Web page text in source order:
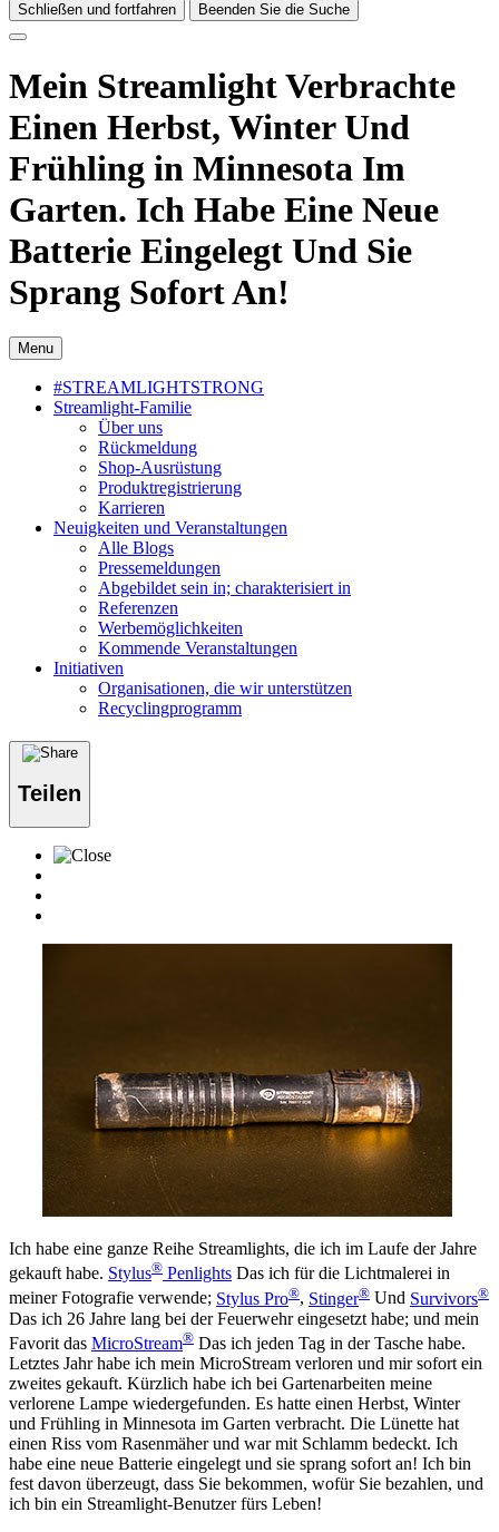
Schließen und fortfahren Beenden Sie die Suche
Mein Streamlight Verbrachte
Einen Herbst, Winter Und
Frühling in Minnesota Im
Garten. Ich Habe Eine Neue
Batterie Eingelegt Und Sie
Sprang Sofort An!
Menu
#STREAMLIGHTSTRONG
Streamlight-Familie
Über uns
Rückmeldung
Shop-Ausrüstung
Produktregistrierung
Karrieren
Neuigkeiten und Veranstaltungen
Alle Blogs
Pressemeldungen
Abgebildet sein in; charakterisiert in
Referenzen
Werbemöglichkeiten
Kommende Veranstaltungen
Initiativen
Organisationen, die wir unterstützen
Recyclingprogramm
Teilen
Ich habe eine ganze Reihe Streamlights, die ich im Laufe der Jahre
gekauft habe. Stylus® Penlights Das ich für die Lichtmalerei in
meiner Fotografie verwende; Stylus Pro®, Stinger® Und Survivors®
Das ich 26 Jahre lang bei der Feuerwehr eingesetzt habe; und mein
Favorit das MicroStream® Das ich jeden Tag in der Tasche habe.
Letztes Jahr habe ich mein MicroStream verloren und mir sofort ein
zweites gekauft. Kürzlich habe ich bei Gartenarbeiten meine
verlorene Lampe wiedergefunden. Es hatte einen Herbst, Winter
und Frühling in Minnesota im Garten verbracht. Die Lünette hat
einen Riss vom Rasenmäher und war mit Schlamm bedeckt. Ich
habe eine neue Batterie eingelegt und sie sprang sofort an! Ich bin
fest davon überzeugt, dass Sie bekommen, wofür Sie bezahlen, und
ich bin ein Streamlight-Benutzer fürs Leben!